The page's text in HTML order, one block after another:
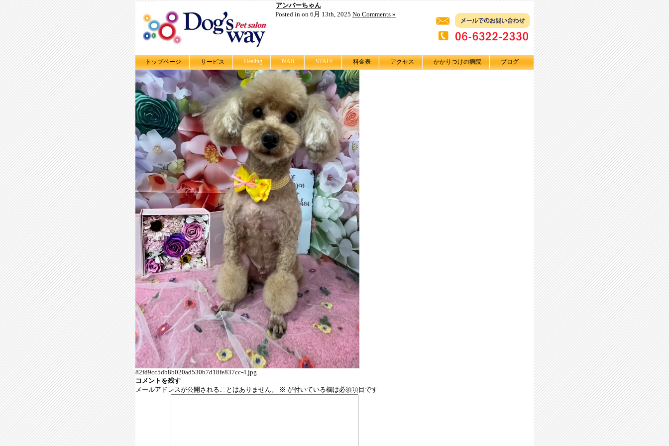
トップページ サービス Healing NAIL STAFF 料金表 アクセス かかりつけの病院 ブログ
アンバーちゃん
Posted in on 6月 13th, 2025 No Comments »
82fd9cc5db8b020ad530b7d18fe837cc-4.jpg
コメントを残す
メールアドレスが公開されることはありません。
※ が付いている欄は必須項目です